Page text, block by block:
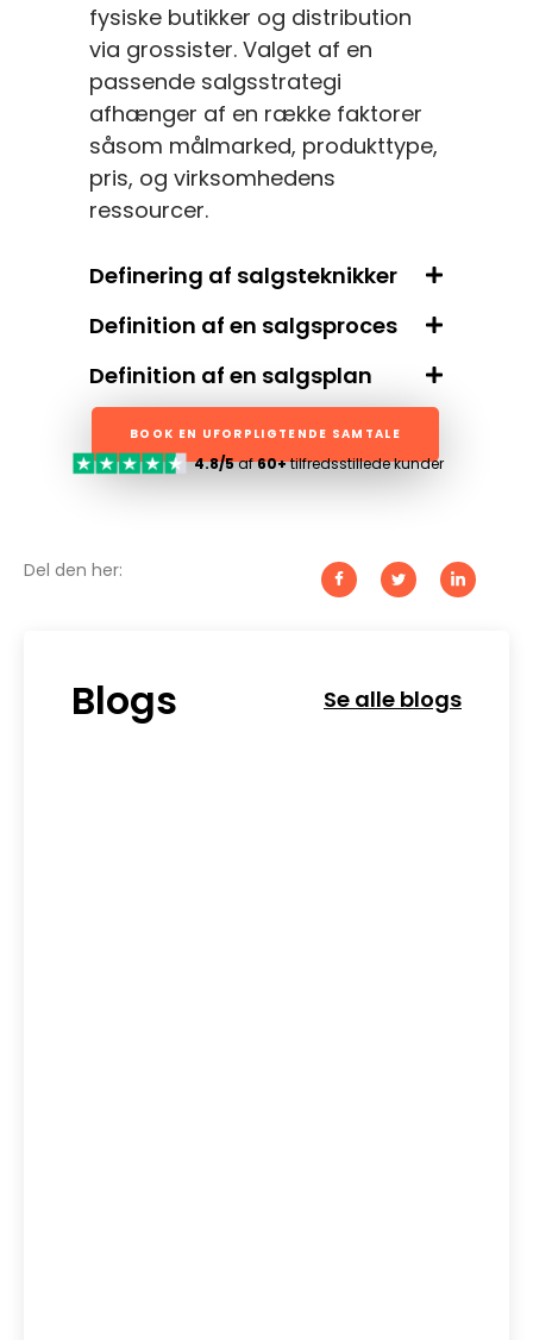
fysiske butikker og distribution
via grossister. Valget af en
passende salgsstrategi
afhænger af en række faktorer
såsom målmarked, produkttype,
pris, og virksomhedens
ressourcer.
Definering af salgsteknikker
Definition af en salgsproces
Definition af en salgsplan
BOOK EN UFORPLIGTENDE SAMTALE
4.8/5af60+tilfredsstillede kunder
Del den her:
Blogs Se alle blogs